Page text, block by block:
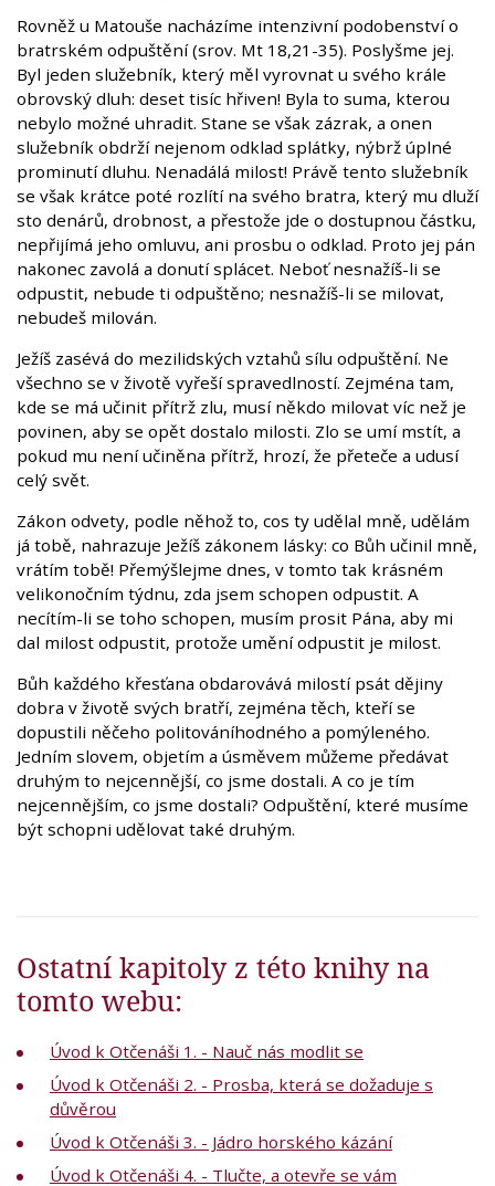
Rovněž u Matouše nacházíme intenzivní podobenství o
bratrském odpuštění (srov. Mt 18,21-35). Poslyšme jej.
Byl jeden služebník, který měl vyrovnat u svého krále
obrovský dluh: deset tisíc hřiven! Byla to suma, kterou
nebylo možné uhradit. Stane se však zázrak, a onen
služebník obdrží nejenom odklad splátky, nýbrž úplné
prominutí dluhu. Nenadálá milost! Právě tento služebník
se však krátce poté rozlítí na svého bratra, který mu dluží
sto denárů, drobnost, a přestože jde o dostupnou částku,
nepřijímá jeho omluvu, ani prosbu o odklad. Proto jej pán
nakonec zavolá a donutí splácet. Neboť nesnažíš-li se
odpustit, nebude ti odpuštěno; nesnažíš-li se milovat,
nebudeš milován.
Ježíš zasévá do mezilidských vztahů sílu odpuštění. Ne
všechno se v životě vyřeší spravedlností. Zejména tam,
kde se má učinit přítrž zlu, musí někdo milovat víc než je
povinen, aby se opět dostalo milosti. Zlo se umí mstít, a
pokud mu není učiněna přítrž, hrozí, že přeteče a udusí
celý svět.
Zákon odvety, podle něhož to, cos ty udělal mně, udělám
já tobě, nahrazuje Ježíš zákonem lásky: co Bůh učinil mně,
vrátím tobě! Přemýšlejme dnes, v tomto tak krásném
velikonočním týdnu, zda jsem schopen odpustit. A
necítím-li se toho schopen, musím prosit Pána, aby mi
dal milost odpustit, protože umění odpustit je milost.
Bůh každého křesťana obdarovává milostí psát dějiny
dobra v životě svých bratří, zejména těch, kteří se
dopustili něčeho politováníhodného a pomýleného.
Jedním slovem, objetím a úsměvem můžeme předávat
druhým to nejcennější, co jsme dostali. A co je tím
nejcennějším, co jsme dostali? Odpuštění, které musíme
být schopni udělovat také druhým.
Ostatní kapitoly z této knihy na
tomto webu:
Úvod k Otčenáši 1. - Nauč nás modlit se
Úvod k Otčenáši 2. - Prosba, která se dožaduje s
důvěrou
Úvod k Otčenáši 3. - Jádro horského kázání
Úvod k Otčenáši 4. - Tlučte, a otevře se vám